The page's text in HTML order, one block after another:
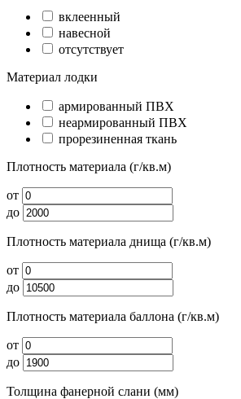
вклеенный
навесной
отсутствует
Материал лодки
армированный ПВХ
неармированный ПВХ
прорезиненная ткань
Плотность материала (г/кв.м)
от
до
Плотность материала днища (г/кв.м)
от
до
Плотность материала баллона (г/кв.м)
от
до
Толщина фанерной слани (мм)